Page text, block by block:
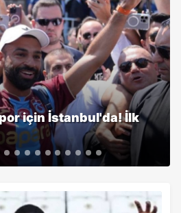
için İstanbul'da! İlk